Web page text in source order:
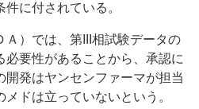
に付されている。
）では、第III相試験データの
必要性があることから、承認に
開発はヤンセンファーマが担当
ドは立っていないという。